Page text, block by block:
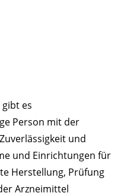
es
Person mit der
und
und Einrichtungen für
Herstellung, Prüfung
Arzneimittel